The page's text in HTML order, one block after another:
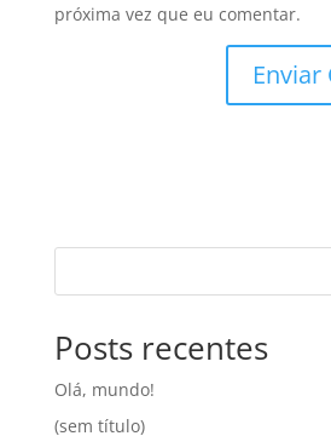
próxima vez que eu comentar.
Posts recentes
Olá, mundo!
(sem título)